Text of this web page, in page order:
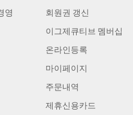
영
회원권 갱신
이그제큐티브 멤버십
온라인등록
마이페이지
주문내역
제휴신용카드